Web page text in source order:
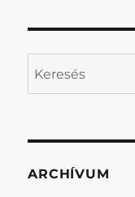
ARCHÍVUM